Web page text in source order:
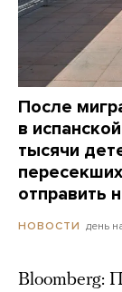
После
в
тысячи
отправить
НОВОСТИ день
Bloomberg: